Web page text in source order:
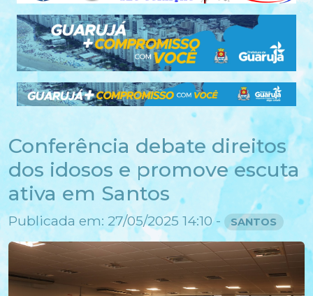
Conferência debate direitos
dos idosos e promove escuta
ativa em Santos
Publicada em: 27/05/2025 14:10 - SANTOS